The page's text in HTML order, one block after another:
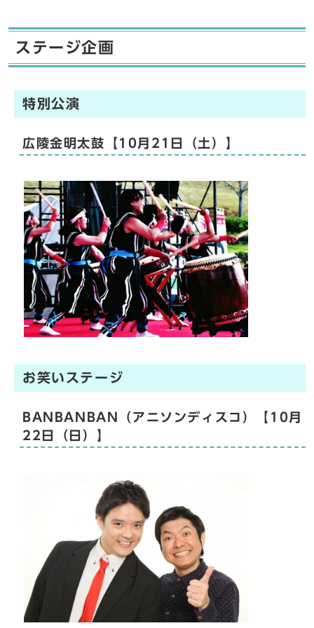
ステージ企画
特別公演
広陵金明太鼓【10月21日（土）】
お笑いステージ
BANBANBAN（アニソンディスコ）【10月
22日（日）】